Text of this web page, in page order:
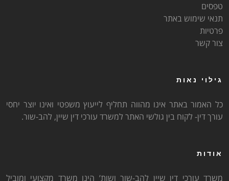
טפסים
תנאי שימוש באתר
פרטיות
צור קשר
גילוי נאות
כל האמור באתר אינו מהווה תחליף לייעוץ משפטי ואינו יוצר יחסי
עורך דין- לקוח בין גולשי האתר למשרד עורכי דין שיין, להב-שור.
אודות
משרד עורכי דין שיין להב-שור ושות’ הינו משרד מקצועי ומוביל